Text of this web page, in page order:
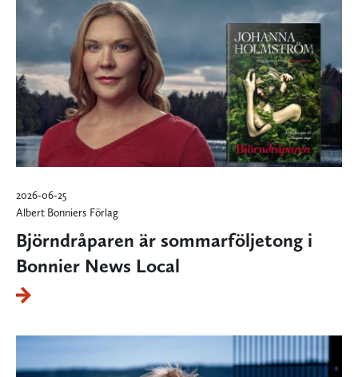
2026-06-25
Albert Bonniers Förlag
Björndråparen är sommarföljetong i
Bonnier News Local